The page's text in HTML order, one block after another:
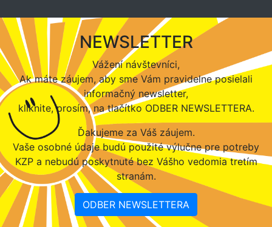
NEWSLETTER
Vážení návštevníci,
Ak máte záujem, aby sme Vám pravidelne posielali
informačný newsletter,
kliknite, prosím, na tlačítko ODBER NEWSLETTERA.
Ďakujeme za Váš záujem.
Vaše osobné údaje budú použité výlučne pre potreby
KZP a nebudú poskytnuté bez Vášho vedomia tretím
stranám.
ODBER NEWSLETTERA